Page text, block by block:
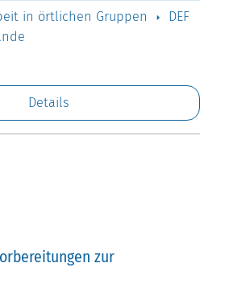
in örtlichen Gruppen
DEF
Details
zur